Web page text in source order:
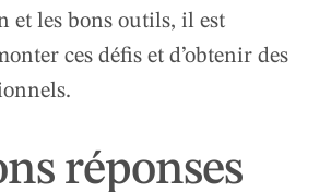
et les bons outils, il est
ces défis et d’obtenir des
réponses